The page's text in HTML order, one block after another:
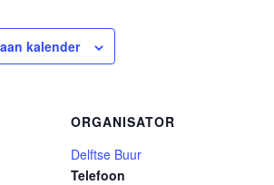
kalender
ORGANISATOR
Delftse Buur
Telefoon